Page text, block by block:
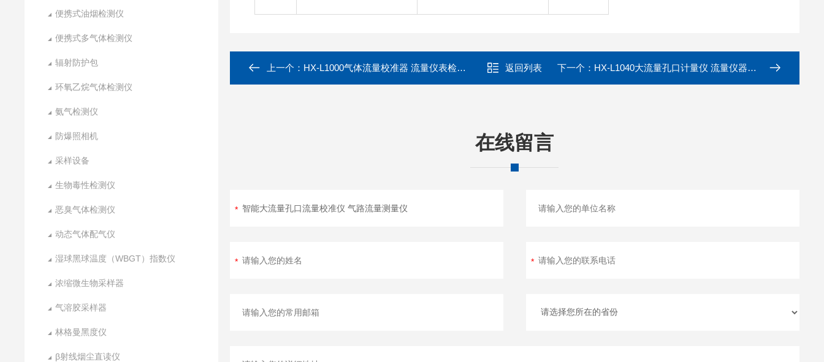
便携式油烟检测仪
便携式多气体检测仪
辐射防护包
环氧乙烷气体检测仪
氨气检测仪
防爆照相机
采样设备
生物毒性检测仪
恶臭气体检测仪
动态气体配气仪
湿球黑球温度（WBGT）指数仪
浓缩微生物采样器
气溶胶采样器
林格曼黑度仪
β射线烟尘直读仪
上一个： HX-L1000气体流量校准器 流量仪表检测仪 返回列表 下一个： HX-L1040大流量孔口计量仪 流量仪器校准
在线留言